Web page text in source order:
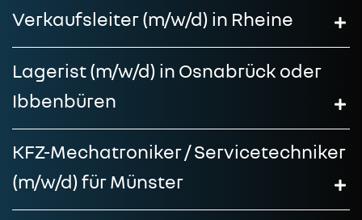
Verkaufsleiter (m/w/d) in Rheine
Lagerist (m/w/d) in Osnabrück oder
Ibbenbüren
KFZ-Mechatroniker / Servicetechniker
(m/w/d) für Münster